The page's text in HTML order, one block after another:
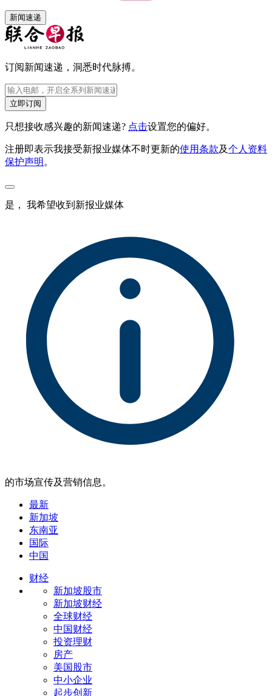
新闻速递
订阅新闻速递，洞悉时代脉搏。
立即订阅
只想接收感兴趣的新闻速递? 点击设置您的偏好。
注册即表示我接受新报业媒体不时更新的使用条款及个人资料
保护声明 。
是， 我希望收到新报业媒体
的市场宣传及营销信息。
最新
新加坡
东南亚
国际
中国
财经
新加坡股市
新加坡财经
全球财经
中国财经
投资理财
房产
美国股市
中小企业
起步创新